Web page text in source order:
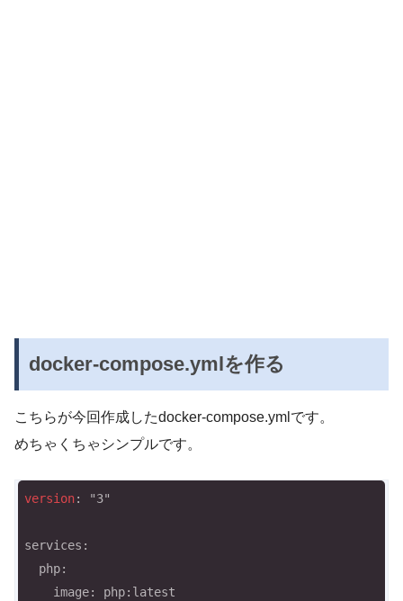
docker-compose.ymlを作る
こちらが今回作成したdocker-compose.ymlです。
めちゃくちゃシンプルです。
version: "3"
services: